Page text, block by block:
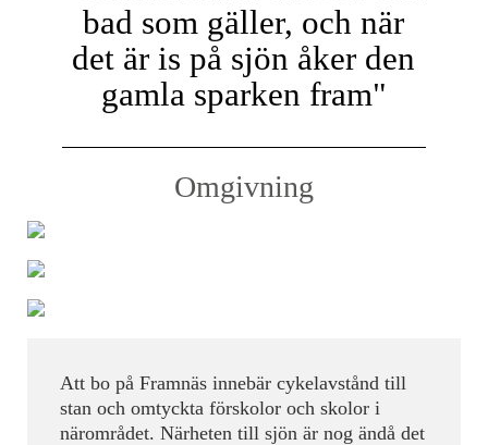
bad som gäller, och när
det är is på sjön åker den
gamla sparken fram"
Omgivning
Att bo på Framnäs innebär cykelavstånd till
stan och omtyckta förskolor och skolor i
närområdet. Närheten till sjön är nog ändå det